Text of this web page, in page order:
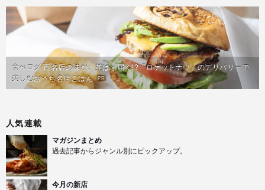
食べログ 百名店の味が、並ばず届く!?「ロケットナウ」のデリバリーで
楽しむおうち名店ごはん PR
人気連載
マガジンまとめ
過去記事からジャンル別にピックアップ。
今月の新店